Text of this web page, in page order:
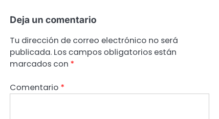
Deja un comentario
Tu dirección de correo electrónico no será
publicada. Los campos obligatorios están
marcados con *
Comentario *